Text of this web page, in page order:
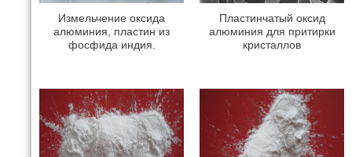
Измельчение оксида
алюминия, пластин из
фосфида индия.
Пластинчатый оксид
алюминия для притирки
кристаллов